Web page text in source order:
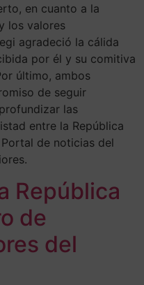
en cuanto a la
los valores
agradeció la cálida
por él y su comitiva
último, ambos
de seguir
las
entre la República
de noticias del
República
de
del